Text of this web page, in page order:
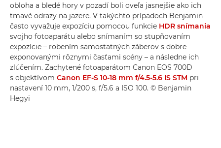
obloha a bledé hory v pozadí boli oveľa jasnejšie ako ich
tmavé odrazy na jazere. V takýchto prípadoch Benjamin
často vyvažuje expozíciu pomocou funkcie HDR snímania
svojho fotoaparátu alebo snímaním so stupňovaním
expozície – robením samostatných záberov s dobre
exponovanými rôznymi časťami scény – a následne ich
zlúčením. Zachytené fotoaparátom Canon EOS 700D
s objektívom Canon EF-S 10-18 mm f/4.5-5.6 IS STM pri
nastavení 10 mm, 1/200 s, f/5.6 a ISO 100. © Benjamin
Hegyi